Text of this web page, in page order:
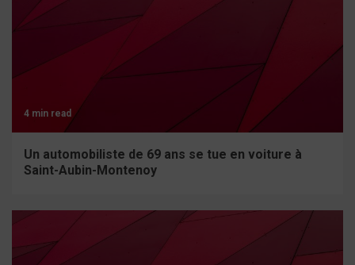
4 min read
Un automobiliste de 69 ans se tue en voiture à
Saint-Aubin-Montenoy